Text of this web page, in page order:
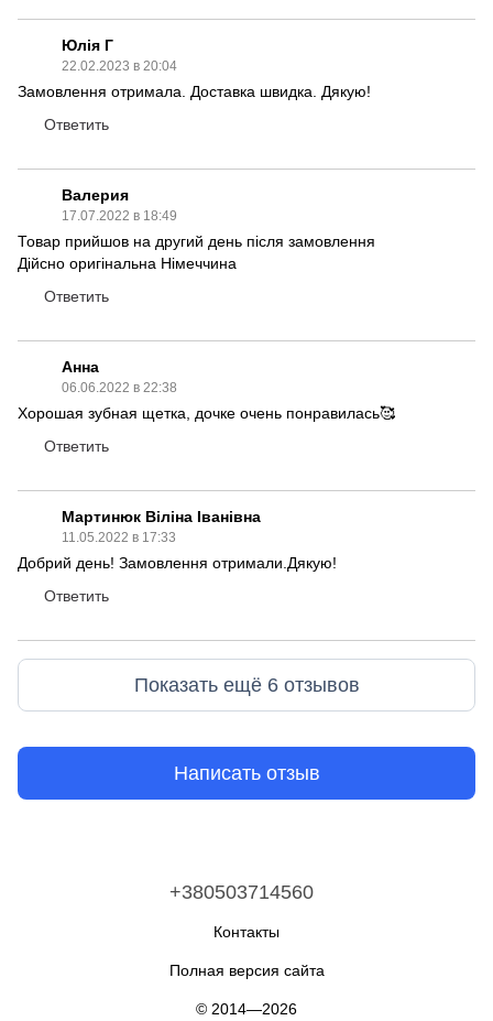
Юлія Г
22.02.2023 в 20:04
Замовлення отримала. Доставка швидка. Дякую!
Ответить
Валерия
17.07.2022 в 18:49
Товар прийшов на другий день після замовлення
Дійсно оригінальна Німеччина
Ответить
Анна
06.06.2022 в 22:38
Хорошая зубная щетка, дочке очень понравилась🥰
Ответить
Мартинюк Віліна Іванівна
11.05.2022 в 17:33
Добрий день! Замовлення отримали.Дякую!
Ответить
Показать ещё 6 отзывов
Написать отзыв
+380503714560
Контакты
Полная версия сайта
© 2014—2026